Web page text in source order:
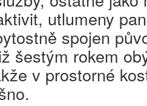
utlumeny
spojen
šestým rokem
v prostorné